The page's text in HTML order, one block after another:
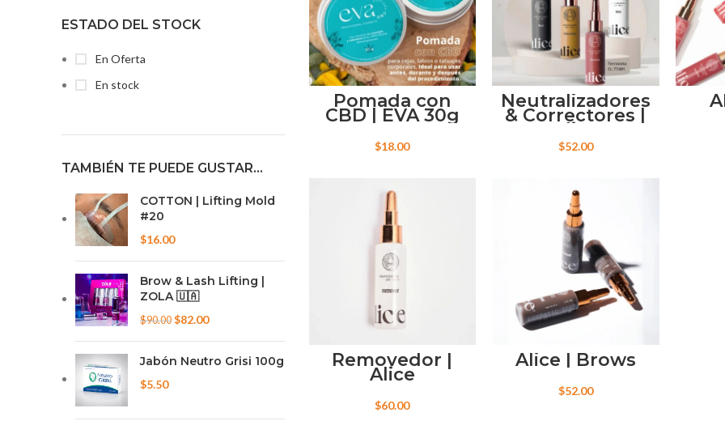
ESTADO DEL STOCK
En Oferta
En stock
TAMBIÉN TE PUEDE GUSTAR…
COTTON | Lifting Mold
#20
$16.00
Brow & Lash Lifting |
ZOLA ​🇺🇦​
$90.00 El
original
$82.00El
actual
Jabón Neutro Grisi 100g
$5.50
Pomada con
CBD | EVA 30g
$18.00
Neutralizadores
& Correctores |
Alice
$52.00
Removedor |
Alice
$60.00
Alice | Brows
$52.00